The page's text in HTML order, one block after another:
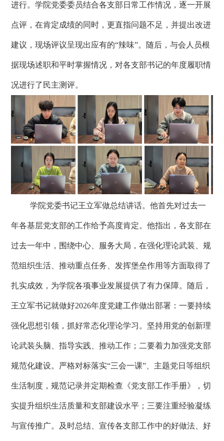
进行。学院党委委员结合各支部日常工作情况，逐一开展
点评，在肯定成绩的同时，更直指问题不足，并提出改进
建议，现场评议呈现出应有的“辣味”。随后，与会人员根
据现场述职和平时掌握情况，对各支部书记的年度履职情
况进行了民主测评。
学院党委书记王立军做总结讲话。他首先对过去一
年各基层党支部的工作给予高度肯定。他指出，各支部在
过去一年中，围绕中心、服务大局，在强化理论武装、规
范组织生活、推动重点任务、发挥堡垒作用等方面取得了
扎实成效，为学院各项事业发展提供了有力保障。随后，
王立军书记就做好2026年度党建工作做出部署：一要持续
强化思想引领，抓好常态化理论学习。坚持用党的创新理
论武装头脑、指导实践、推动工作；二要着力加强党支部
规范化建设。严格对标落实“三会一课”、主题党日等组织
生活制度，规范记录并定期检查《党支部工作手册》，切
实提升组织生活质量和支部建设水平；三要注重经验凝练
与宣传推广。及时总结、宣传各支部工作中的好做法、好